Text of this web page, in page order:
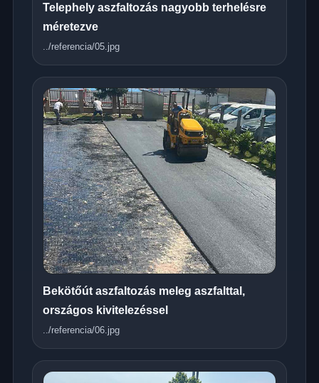
Telephely aszfaltozás nagyobb terhelésre
méretezve
../referencia/05.jpg
Bekötőút aszfaltozás meleg aszfalttal,
országos kivitelezéssel
../referencia/06.jpg